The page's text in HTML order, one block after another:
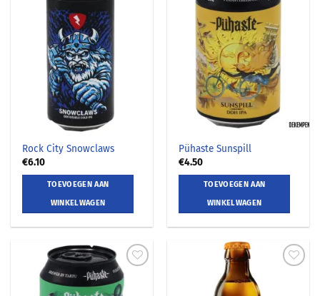
Rock City Snowclaws
€6.10
TOEVOEGEN AAN
WINKELWAGEN
Pühaste Sunspill
€4.50
TOEVOEGEN AAN
WINKELWAGEN